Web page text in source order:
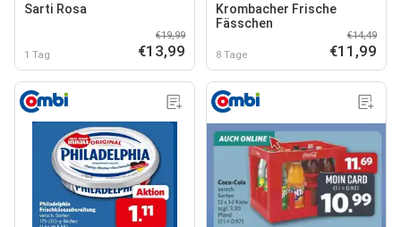
Sarti Rosa
1 Tag
€19,99
€13,99
Krombacher Frische
Fässchen
8 Tage
€14,49
€11,99